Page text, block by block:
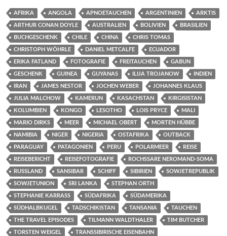
AFRIKA ANGOLA APNOETAUCHEN ARGENTINIEN ARKTIS
ARTHUR CONAN DOYLE AUSTRALIEN BOLIVIEN BRASILIEN
BUCHGESCHENK CHILE CHINA CHRIS TOMAS
CHRISTOPH WÖHRLE DANIEL METCALFE ECUADOR
ERIKA FATLAND FOTOGRAFIE FREITAUCHEN GABUN
GESCHENK GUINEA GUYANAS ILIJA TROJANOW INDIEN
IRAN JAMES NESTOR JOCHEN WEBER JOHANNES KLAUS
JULIA MALCHOW KAMERUN KASACHSTAN KIRGISISTAN
KOLUMBIEN KONGO LESOTHO LOIS PRYCE MALI
MARIO DIRKS MEER MICHAEL OBERT MORTEN HÜBBE
NAMIBIA NIGER NIGERIA OSTAFRIKA OUTBACK
PARAGUAY PATAGONIEN PERU POLARMEER REISE
REISEBERICHT REISEFOTOGRAFIE ROCHSSARE NEROMAND-SOMA
RUSSLAND SANSIBAR SCHIFF SIBIRIEN SOWJETREPUBLIK
SOWJETUNION SRI LANKA STEPHAN ORTH
STEPHANIE KARRASS SÜDAFRIKA SÜDAMERIKA
SÜDHALBKUGEL TADSCHIKISTAN TANSANIA TAUCHEN
THE TRAVEL EPISODES TILMANN WALDTHALER TIM BUTCHER
TORSTEN WEIGEL TRANSSIBIRISCHE EISENBAHN